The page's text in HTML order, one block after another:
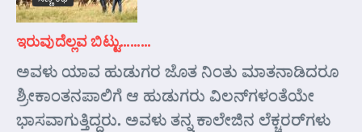
ಇರುವುದೆಲ್ಲವ ಬಿಟ್ಟು………
ಅವಳು ಯಾವ ಹುಡುಗರ ಜೊತ ನಿಂತು ಮಾತನಾಡಿದರೂ
ಶ್ರೀಕಾಂತನಪಾಲಿಗೆ ಆ ಹುಡುಗರು ವಿಲನ್‌ಗಳಂತೆಯೇ
ಭಾಸವಾಗುತ್ತಿದ್ದರು. ಅವಳು ತನ್ನ ಕಾಲೇಜಿನ ಲೆಕ್ಚರರ್‌ಗಳು